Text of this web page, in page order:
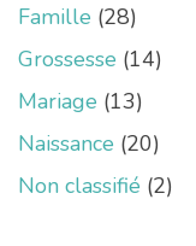
Famille (28)
Grossesse (14)
Mariage (13)
Naissance (20)
Non classifié (2)